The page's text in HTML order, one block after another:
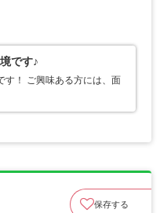
です♪
す！ ご興味ある方には、面
保存する